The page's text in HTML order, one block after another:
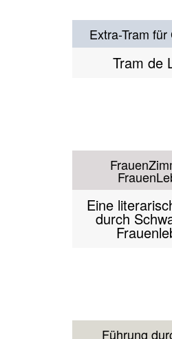
Gasteig
Ein
Führung durch
auf
Minga -
schee